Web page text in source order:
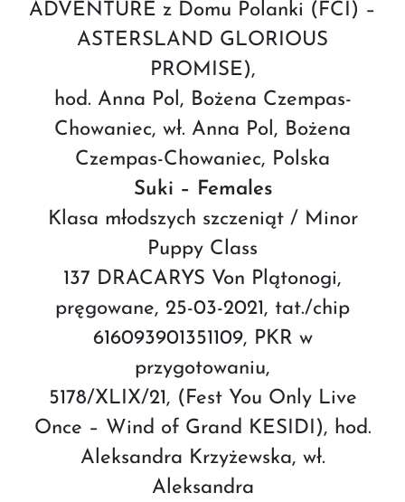
ADVENTURE z Domu Polanki (FCI) –
ASTERSLAND GLORIOUS
PROMISE),
hod. Anna Pol, Bożena Czempas-
Chowaniec, wł. Anna Pol, Bożena
Czempas-Chowaniec, Polska
Suki – Females
Klasa młodszych szczeniąt / Minor
Puppy Class
137 DRACARYS Von Plątonogi,
pręgowane, 25-03-2021, tat./chip
616093901351109, PKR w
przygotowaniu,
5178/XLIX/21, (Fest You Only Live
Once – Wind of Grand KESIDI), hod.
Aleksandra Krzyżewska, wł.
Aleksandra